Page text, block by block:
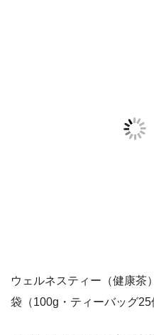
ウェルネスティー（健康茶
袋（100g・ティーバッグ25